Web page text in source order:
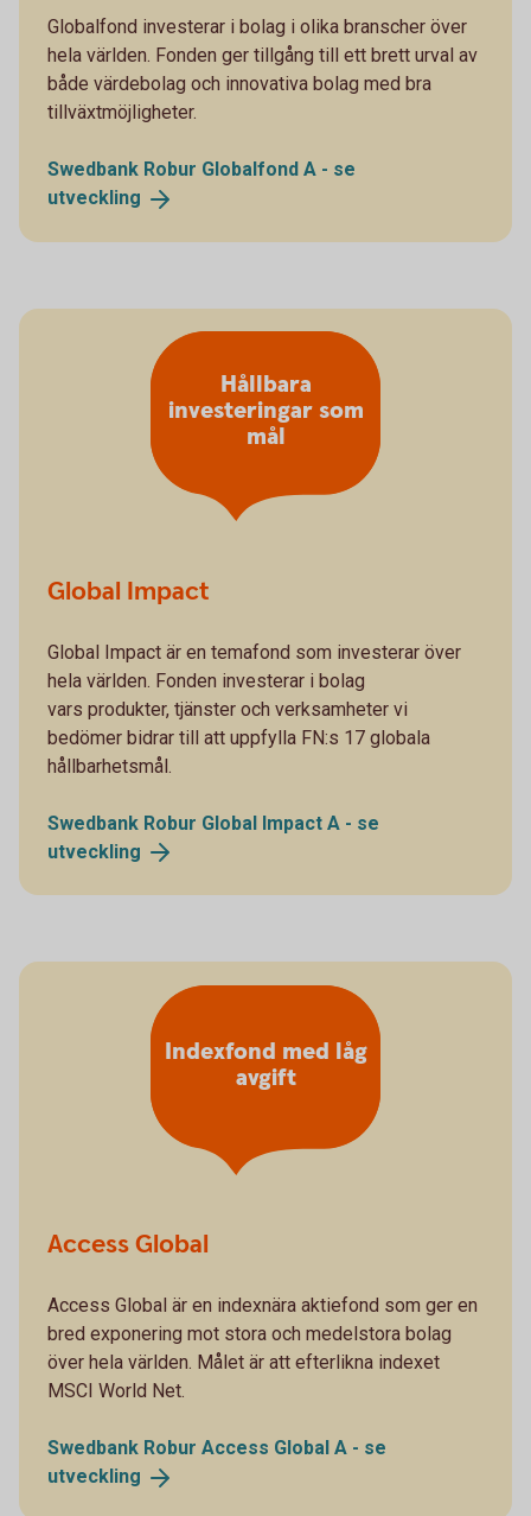
Globalfond investerar i bolag i olika branscher över
hela världen. Fonden ger tillgång till ett brett urval av
både värdebolag och innovativa bolag med bra
tillväxtmöjligheter.
Swedbank Robur Globalfond A - se
utveckling
Global Impact
Global Impact är en temafond som investerar över
hela världen. Fonden investerar i bolag
vars produkter, tjänster och verksamheter vi
bedömer bidrar till att uppfylla FN:s 17 globala
hållbarhetsmål.
Swedbank Robur Global Impact A - se
utveckling
Hållbara
investeringar som
mål
Access Global
Access Global är en indexnära aktiefond som ger en
bred exponering mot stora och medelstora bolag
över hela världen. Målet är att efterlikna indexet
MSCI World Net.
Swedbank Robur Access Global A - se
utveckling
Indexfond med låg
avgift